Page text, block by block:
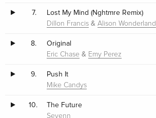
7. Lost My Mind (Nghtmre Remix)
Dillon Francis &Alison Wonderland
8. Original
Eric Chase & Emy Perez
9. Push It
Mike Candys
10. The Future
Sevenn